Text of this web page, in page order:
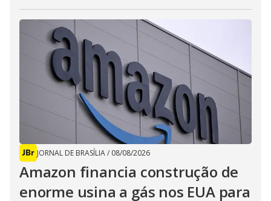
JORNAL DE BRASÍLIA/ 08/08/2026
Amazon financia construção de
enorme usina a gás nos EUA para